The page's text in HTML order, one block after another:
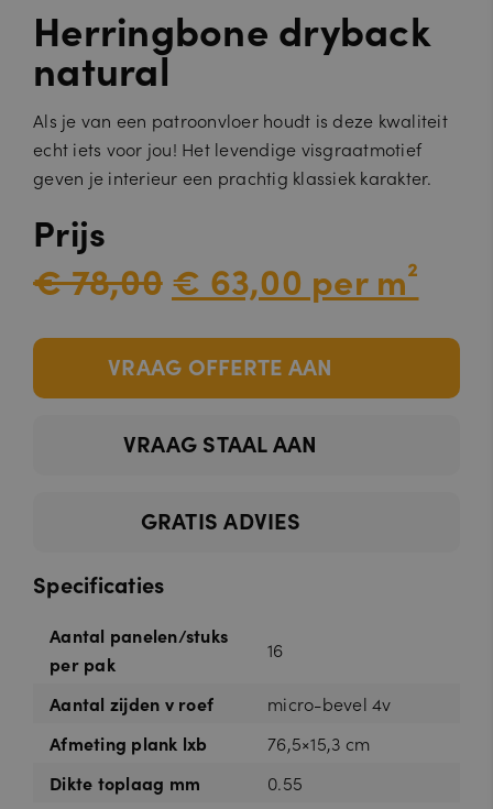
Herringbone dryback
natural
Als je van een patroonvloer houdt is deze kwaliteit
echt iets voor jou! Het levendige visgraatmotief
geven je interieur een prachtig klassiek karakter.
Prijs
€ 78,00 € 63,00 per m²
VRAAG OFFERTE AAN
VRAAG STAAL AAN
GRATIS ADVIES
Specificaties
Aantal panelen/stuks
per pak
16
Aantal zijden v roef
micro-bevel 4v
Afmeting plank lxb
76,5×15,3 cm
Dikte toplaag mm
0.55